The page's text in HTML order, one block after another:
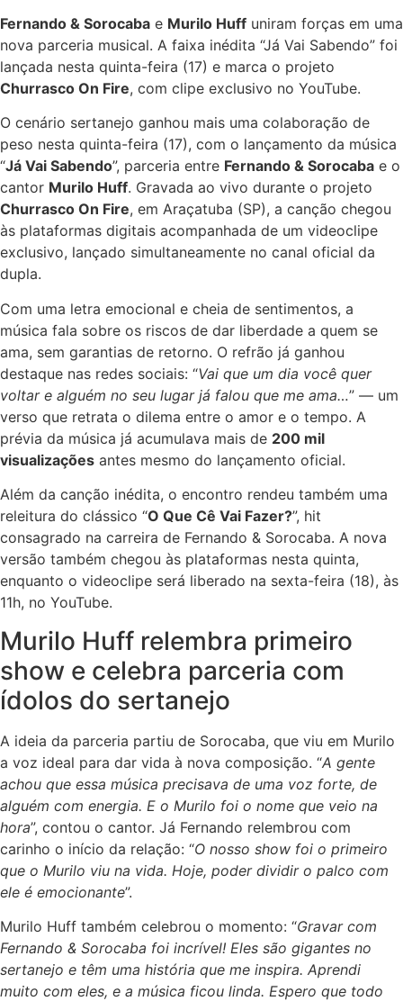
Fernando & Sorocaba e Murilo Huff uniram forças em uma
nova parceria musical. A faixa inédita “Já Vai Sabendo” foi
lançada nesta quinta-feira (17) e marca o projeto
Churrasco On Fire, com clipe exclusivo no YouTube.
O cenário sertanejo ganhou mais uma colaboração de
peso nesta quinta-feira (17), com o lançamento da música
“Já Vai Sabendo”, parceria entre Fernando & Sorocaba e o
cantor Murilo Huff. Gravada ao vivo durante o projeto
Churrasco On Fire, em Araçatuba (SP), a canção chegou
às plataformas digitais acompanhada de um videoclipe
exclusivo, lançado simultaneamente no canal oficial da
dupla.
Com uma letra emocional e cheia de sentimentos, a
música fala sobre os riscos de dar liberdade a quem se
ama, sem garantias de retorno. O refrão já ganhou
destaque nas redes sociais: “Vai que um dia você quer
voltar e alguém no seu lugar já falou que me ama…” — um
verso que retrata o dilema entre o amor e o tempo. A
prévia da música já acumulava mais de 200 mil
visualizações antes mesmo do lançamento oficial.
Além da canção inédita, o encontro rendeu também uma
releitura do clássico “O Que Cê Vai Fazer?”, hit
consagrado na carreira de Fernando & Sorocaba. A nova
versão também chegou às plataformas nesta quinta,
enquanto o videoclipe será liberado na sexta-feira (18), às
11h, no YouTube.
Murilo Huff relembra primeiro
show e celebra parceria com
ídolos do sertanejo
A ideia da parceria partiu de Sorocaba, que viu em Murilo
a voz ideal para dar vida à nova composição. “A gente
achou que essa música precisava de uma voz forte, de
alguém com energia. E o Murilo foi o nome que veio na
hora”, contou o cantor. Já Fernando relembrou com
carinho o início da relação: “O nosso show foi o primeiro
que o Murilo viu na vida. Hoje, poder dividir o palco com
ele é emocionante”.
Murilo Huff também celebrou o momento: “Gravar com
Fernando & Sorocaba foi incrível! Eles são gigantes no
sertanejo e têm uma história que me inspira. Aprendi
muito com eles, e a música ficou linda. Espero que todo